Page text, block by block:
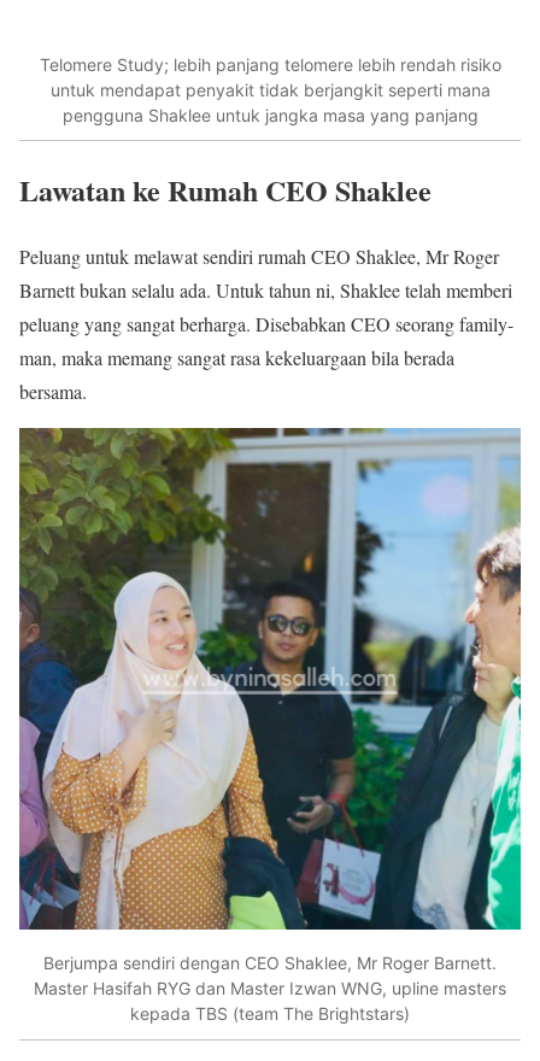
Telomere Study; lebih panjang telomere lebih rendah risiko
untuk mendapat penyakit tidak berjangkit seperti mana
pengguna Shaklee untuk jangka masa yang panjang
Lawatan ke Rumah CEO Shaklee
Peluang untuk melawat sendiri rumah CEO Shaklee, Mr Roger
Barnett bukan selalu ada. Untuk tahun ni, Shaklee telah memberi
peluang yang sangat berharga. Disebabkan CEO seorang family-
man, maka memang sangat rasa kekeluargaan bila berada
bersama.
Berjumpa sendiri dengan CEO Shaklee, Mr Roger Barnett.
Master Hasifah RYG dan Master Izwan WNG, upline masters
kepada TBS (team The Brightstars)